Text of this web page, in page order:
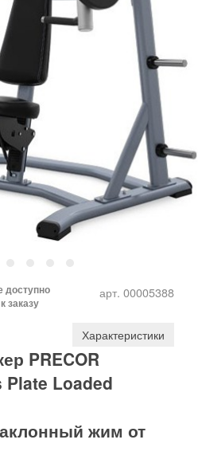
арт. 00005388
доступно
к заказу
Характеристики
PRECOR
Loaded
жим от